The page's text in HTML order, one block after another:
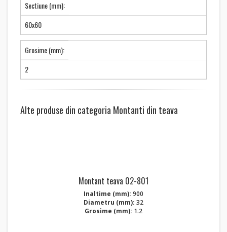
Sectiune (mm):
60x60
Grosime (mm):
2
Alte produse din categoria Montanti din teava
Montant teava 02-801
Inaltime (mm): 900
Diametru (mm): 32
Grosime (mm): 1.2